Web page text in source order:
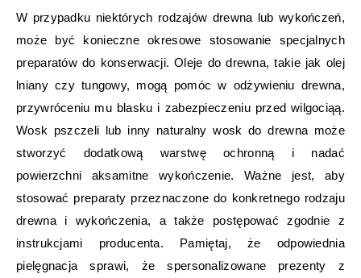
W przypadku niektórych rodzajów drewna lub wykończeń,
może być konieczne okresowe stosowanie specjalnych
preparatów do konserwacji. Oleje do drewna, takie jak olej
lniany czy tungowy, mogą pomóc w odżywieniu drewna,
przywróceniu mu blasku i zabezpieczeniu przed wilgociąą.
Wosk pszczeli lub inny naturalny wosk do drewna może
stworzyć dodatkową warstwę ochronną i nadać
powierzchni aksamitne wykończenie. Ważne jest, aby
stosować preparaty przeznaczone do konkretnego rodzaju
drewna i wykończenia, a także postępować zgodnie z
instrukcjami producenta. Pamiętaj, że odpowiednia
pielęgnacja sprawi, że spersonalizowane prezenty z